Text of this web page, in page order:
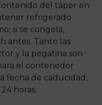
del táper en
refrigerado
si se congela,
antes. Tanto las
y la pegatina son
el contenedor
fecha de caducidad,
horas.